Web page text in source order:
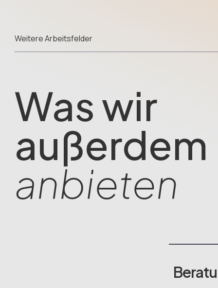
Weitere Arbeitsfelder
Was wir
außerdem
anbieten